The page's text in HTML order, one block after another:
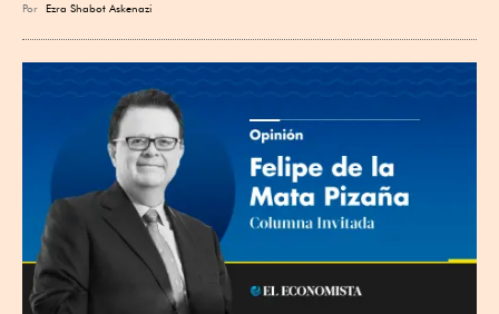
Por Ezra Shabot Askenazi